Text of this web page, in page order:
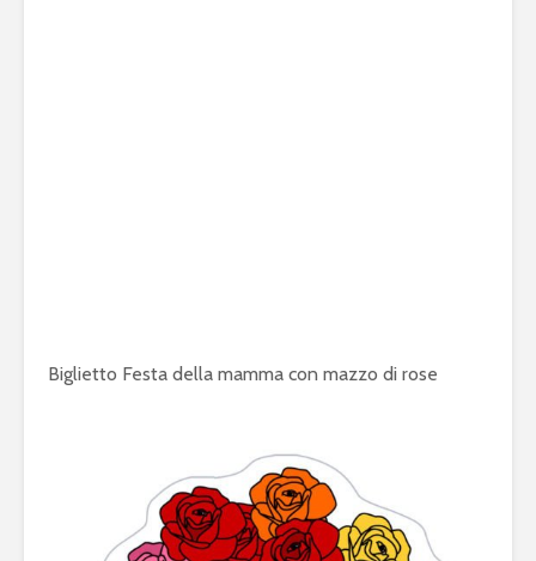
Biglietto Festa della mamma con mazzo di rose